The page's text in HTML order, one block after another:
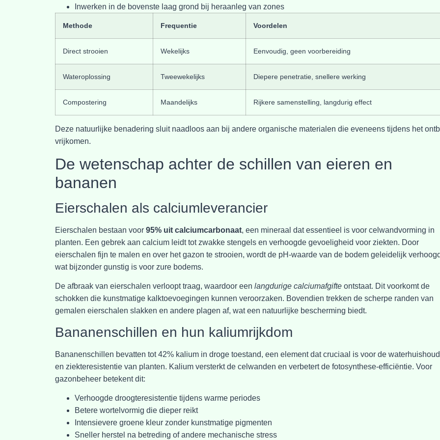
Inwerken in de bovenste laag grond bij heraanleg van zones
Methode Frequentie Voordelen
Direct strooien Wekelijks Eenvoudig, geen voorbereiding
Wateroplossing Tweewekelijks Diepere penetratie, snellere werking
Compostering Maandelijks Rijkere samenstelling, langdurig effect
Deze natuurlijke benadering sluit naadloos aan bij andere organische materialen die eveneens tijdens het
vrijkomen.
De wetenschap achter de schillen van eieren en
bananen
Eierschalen als calciumleverancier
Eierschalen bestaan voor 95% uit calciumcarbonaat, een mineraal dat essentieel is voor celwandvorming in
planten. Een gebrek aan calcium leidt tot zwakke stengels en verhoogde gevoeligheid voor ziekten. Door
eierschalen fijn te malen en over het gazon te strooien, wordt de pH-waarde van de bodem geleidelijk
wat bijzonder gunstig is voor zure bodems.
De afbraak van eierschalen verloopt traag, waardoor een langdurige calciumafgifte ontstaat. Dit voorkomt de
schokken die kunstmatige kalktoevoegingen kunnen veroorzaken. Bovendien trekken de scherpe randen van
gemalen eierschalen slakken en andere plagen af, wat een natuurlijke bescherming biedt.
Bananenschillen en hun kaliumrijkdom
Bananenschillen bevatten tot 42% kalium in droge toestand, een element dat cruciaal is voor de
en ziekteresistentie van planten. Kalium versterkt de celwanden en verbetert de fotosynthese-efficiëntie. Voor
gazonbeheer betekent dit:
Verhoogde droogteresistentie tijdens warme periodes
Betere wortelvormig die dieper reikt
Intensievere groene kleur zonder kunstmatige pigmenten
Sneller herstel na betreding of andere mechanische stress